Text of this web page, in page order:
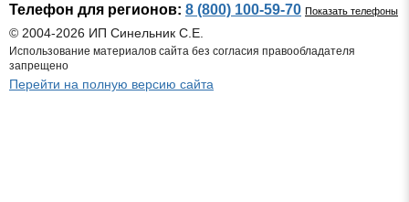
Телефон для регионов: 8 (800) 100-59-70 Показать телефоны
© 2004-2026 ИП Синельник С.Е.
Использование материалов сайта без согласия правообладателя
запрещено
Перейти на полную версию сайта